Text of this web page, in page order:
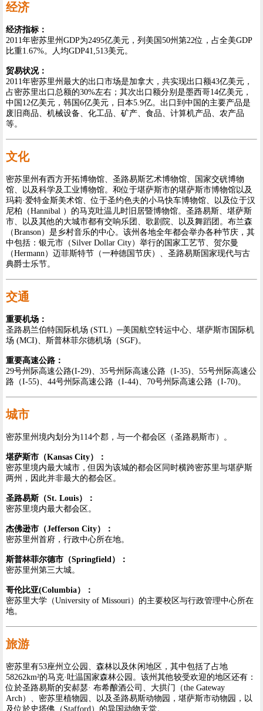
经济
经济指标：
2011年密苏里州GDP为2495亿美元，列美国50州第22位，占全美GDP
比重1.67%。人均GDP41,513美元。
贸易状况：
2011年密苏里州最大的出口市场是加拿大，共实现出口额43亿美元，
占密苏里出口总额的30%左右；其次出口额分别是墨西哥14亿美元，
中国12亿美元，韩国6亿美元，日本5.9亿。出口到中国的主要产品是
废旧商品、机械设备、化工品、矿产、食品、计算机产品、农产品
等。
文化
密苏里州有西方开拓博物馆、圣路易斯艺术博物馆、国家交硄博物
馆、以及科学及工业博物馆。和位于堪萨斯市的堪萨斯市博物馆以及
玛莉·爱特金斯美术馆、位于圣约色夫的小马快车博物馆、以及位于汉
尼柏（Hannibal ）的马克吐温儿时旧居暨博物馆。圣路易斯、堪萨斯
市、以及其他的大城市都有交响乐团、歌剧院、以及舞蹈团。布兰森
（Branson）是乡村音乐的中心。该州各地全年都会举办各种节庆，其
中包括：银元市（Silver Dollar City）举行的国家工艺节、贺尔曼
（Hermann）迈菲斯特节（一种德国节庆）、圣路易斯国家现代与古
典爵士乐节。
交通
重要机场：
圣路易兰伯特国际机场 (STL）─美国航空转运中心、堪萨斯市国际机
场 (MCI)、斯普林菲尔德机场（SGF)。
重要高速公路：
29号州际高速公路(I-29)、35号州际高速公路（I-35)、55号州际高速公
路（I-55)、44号州际高速公路（I-44)、70号州际高速公路（I-70)。
城市
密苏里州境内划分为114个郡，与一个都会区（圣路易斯市）。
堪萨斯市（Kansas City）：
密苏里境内最大城市，但因为该城的都会区同时横跨密苏里与堪萨斯
两州，因此并非最大的都会区。
圣路易斯（St. Louis）：
密苏里境内最大都会区。
杰佛逊市（Jefferson City）：
密苏里州首府，行政中心所在地。
斯普林菲尔德市（Springfield）：
密苏里州第三大城。
哥伦比亚(Columbia）：
密苏里大学（University of Missouri）的主要校区与行政管理中心所在
地。
旅游
密苏里有53座州立公园、森林以及休闲地区，其中包括了占地
58262km²的马克·吐温国家森林公园。该州其他较受欢迎的地区还有：
位於圣路易斯的安郝瑟· 布希酿酒公司、大拱门（the Gateway
Arch）、密苏里植物园、以及圣路易斯动物园，堪萨斯市动物园，以
及位於史塔佛（Stafford）的异国动物天堂。